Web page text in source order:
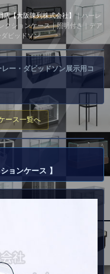
店【大阪陳列株式会社】｜ハーレ
クションケース｜照明付き｜デア
ビッドソン
レー・ダビッドソン展示用コ
ース一覧へ
ョンケース 】